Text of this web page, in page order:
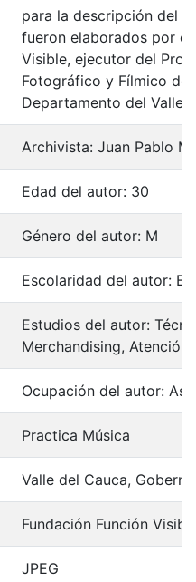
para la descripción del
fueron elaborados por el
Visible, ejecutor del
Fotográfico y Fílmico de
Departamento del Valle
Archivista: Juan Pablo
Edad del autor: 30
Género del autor: M
Escolaridad del autor:
Estudios del autor:
Merchandising, Atención
Ocupación del autor:
Practica Música
Valle del Cauca,
Fundación Función
JPEG